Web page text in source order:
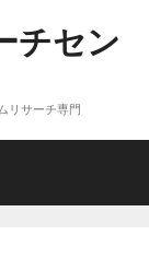
チセン
リサーチ専門